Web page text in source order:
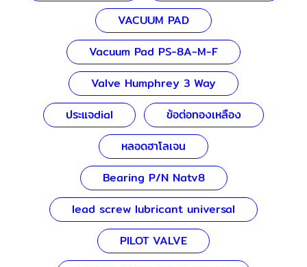
VACUUM PAD
Vacuum Pad PS-8A-M-F
Valve Humphrey 3 Way
ประแจdial
ข้อต่อทองเหลือง
หลอดฮาโลเจน
Bearing P/N Natv8
lead screw lubricant universal
PILOT VALVE